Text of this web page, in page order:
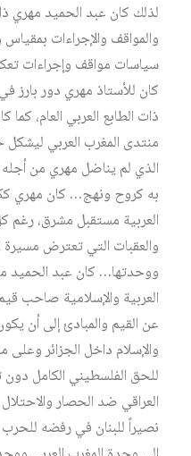
لذلك كان عبد الحميد مهري
والمواقف والإجراءات
سياسات مواقف وإجراءات
كان للأستاذ مهري دور بارز
ذات الطابع العربي العام،
منتدى المغرب العربي ليشكل
الذي لم يناضل مهري من
به كروح ونهج… كان مهري
العربية مستقبل مشرق، رغم
والعقبات التي تعترض مسيرة
ووحدتها… كان عبد الحميد
العربية والإسلامية صاحب
عن القيم والمبادئ إلى أن
والإسلام داخل الجزائر
للحق الفلسطيني الكامل
العراقي ضد الحصار
نصيراً للبنان في رفضه للحرب